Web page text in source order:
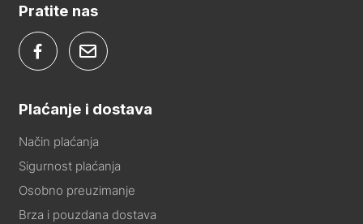
Pratite nas
Plaćanje i dostava
Način plaćanja
Sigurnost plaćanja
Osobno preuzimanje
Brza i pouzdana dostava